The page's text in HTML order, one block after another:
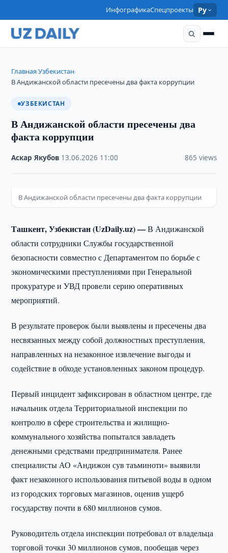
ИнфографикаСпецпроекты Ру
Главная›Узбекистан›
В Андижанской области пресечены два факта коррупции
УЗБЕКИСТАН
В Андижанской области пресечены два
факта коррупции
Аскар Якубов 13.06.2026 11:00 865 views
В Андижанской области пресечены два факта коррупции
Ташкент, Узбекистан (UzDaily.uz) —В Андижанской
области сотрудники Службы государственной
безопасности совместно с Департаментом по борьбе с
экономическими преступлениями при Генеральной
прокуратуре и УВД провели серию оперативных
мероприятий.
В результате проверок были выявлены и пресечены два
несвязанных между собой должностных преступления,
направленных на незаконное извлечение выгоды и
содействие в обходе установленных законом процедур.
Первый инцидент зафиксирован в областном центре, где
начальник отдела Территориальной инспекции по
контролю в сфере строительства и жилищно-
коммунального хозяйства попытался завладеть
денежными средствами предпринимателя. Ранее
специалисты АО «Андижон сув таъминоти» выявили
факт незаконного использования питьевой воды в одном
из городских торговых магазинов, оценив ущерб
государству почти в 680 миллионов сумов.
Руководитель отдела инспекции потребовал от владельца
торговой точки 30 миллионов сумов, пообещав через